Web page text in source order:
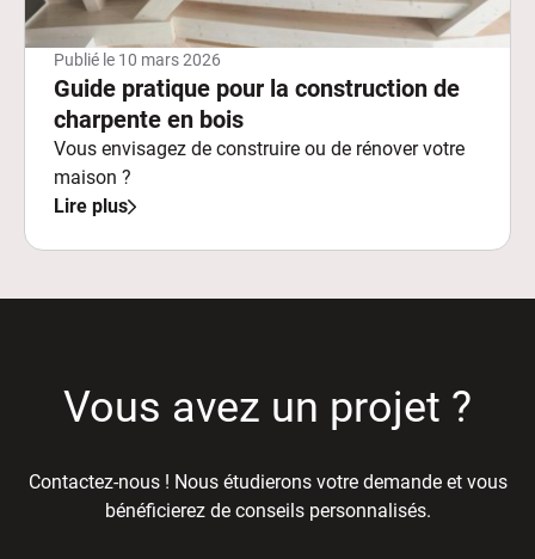
Publié le 10 mars 2026
Guide pratique pour la construction de
charpente en bois
Vous envisagez de construire ou de rénover votre
maison ?
Lire plus
Vous avez un projet ?
Contactez-nous ! Nous étudierons votre demande et vous
bénéficierez de conseils personnalisés.